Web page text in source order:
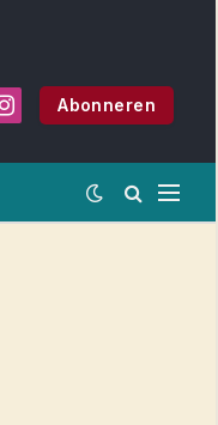
Instagram
Abonneren